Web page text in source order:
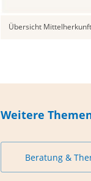
Übersicht
Weitere
Beratung &